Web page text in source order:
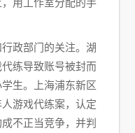
用工作室分配的手
政部门的关注。湖
练导致账号被封而
生。上海浦东新区
游戏代练案，认定
不正当竞争，并判